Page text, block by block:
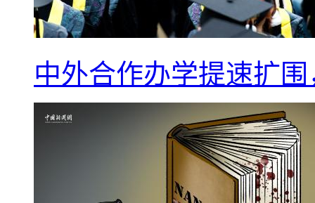
中外合作办学提速扩